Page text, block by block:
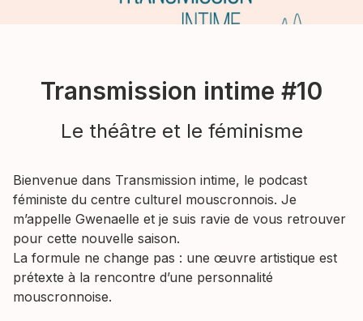
Transmission intime #10
Le théâtre et le féminisme
Bienvenue dans Transmission intime, le podcast
féministe du centre culturel mouscronnois. Je
m’appelle Gwenaelle et je suis ravie de vous retrouver
pour cette nouvelle saison.
La formule ne change pas : une œuvre artistique est
prétexte à la rencontre d’une personnalité
mouscronnoise.